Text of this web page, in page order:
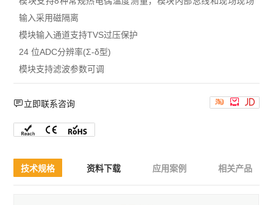
输入采用磁隔离
模块输入通道支持TVS过压保护
24 位ADC分辨率(Σ-δ型)
模块支持滤波参数可调
立即联系咨询   
技术规格 资料下载 应用案例 相关产品